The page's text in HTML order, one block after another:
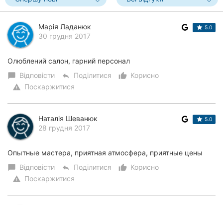
Суми
Івано-
Луцьк
Карпати
Марія Ладанюк
30 грудня 2017
5.0
Олюблений салон, гарний персонал
chat_bubble Відповісти reply Поділитися thumb_up_alt
Корисно
warning Поскаржитися
Наталія Шеванюк
28 грудня 2017
5.0
Опытные мастера, приятная атмосфера, приятные цены
chat_bubble Відповісти reply Поділитися thumb_up_alt
Корисно
warning Поскаржитися